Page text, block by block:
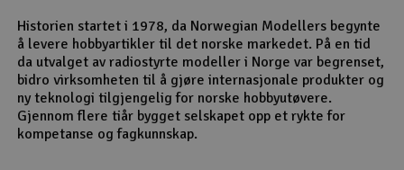
Historien startet i 1978, da Norwegian Modellers begynte
å levere hobbyartikler til det norske markedet. På en tid
da utvalget av radiostyrte modeller i Norge var begrenset,
bidro virksomheten til å gjøre internasjonale produkter og
ny teknologi tilgjengelig for norske hobbyutøvere.
Gjennom flere tiår bygget selskapet opp et rykte for
kompetanse og fagkunnskap.